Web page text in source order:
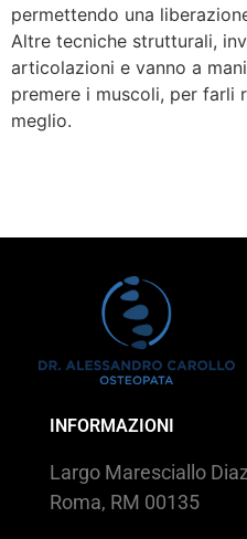
permettendo una
Altre tecniche strutturali,
articolazioni e vanno a
premere i muscoli, per farli
meglio.
INFORMAZIONI
Largo Maresciallo
Roma, RM 00135